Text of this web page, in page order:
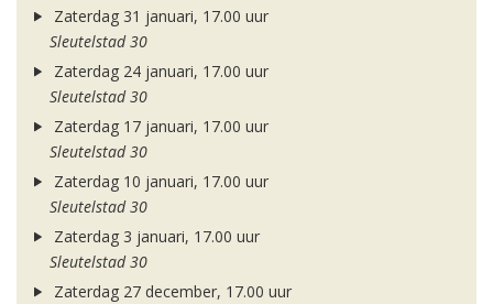
Zaterdag 31 januari, 17.00 uur
Sleutelstad 30
Zaterdag 24 januari, 17.00 uur
Sleutelstad 30
Zaterdag 17 januari, 17.00 uur
Sleutelstad 30
Zaterdag 10 januari, 17.00 uur
Sleutelstad 30
Zaterdag 3 januari, 17.00 uur
Sleutelstad 30
Zaterdag 27 december, 17.00 uur